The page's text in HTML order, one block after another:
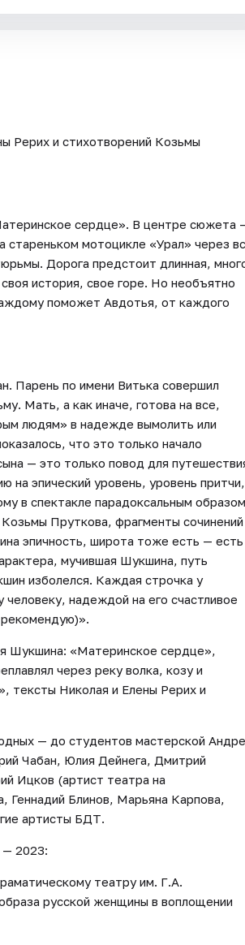
Рерих и стихотворений Козьмы
сердце». В центре сюжета
стареньком мотоцикле «Урал» через
Дорога предстоит длинная,
история, свое горе. Но необъятно
поможет Авдотья, от каждого
Парень по имени Витька совершил
Мать, а как иначе, готова на все,
людям» в надежде вымолить или
что это только начало
— это только повод для
на эпический уровень, уровень притчи,
в спектакле парадоксальным образом
Козьмы Пруткова, фрагменты сочинений
эпичность, широта тоже есть — есть
мучившая Шукшина, путь
изболелся. Каждая строчка у
надеждой на его счастливое
Шукшина: «Материнское сердце»,
через реку волка, козу и
тексты Николая и Елены Рерих и
— до студентов мастерской
Чабан, Юлия Дейнега, Дмитрий
Ицков (артист театра на
Геннадий Блинов, Марьяна Карпова,
артисты БДТ.
— 2023:
театру им. Г.А.
русской женщины в воплощении